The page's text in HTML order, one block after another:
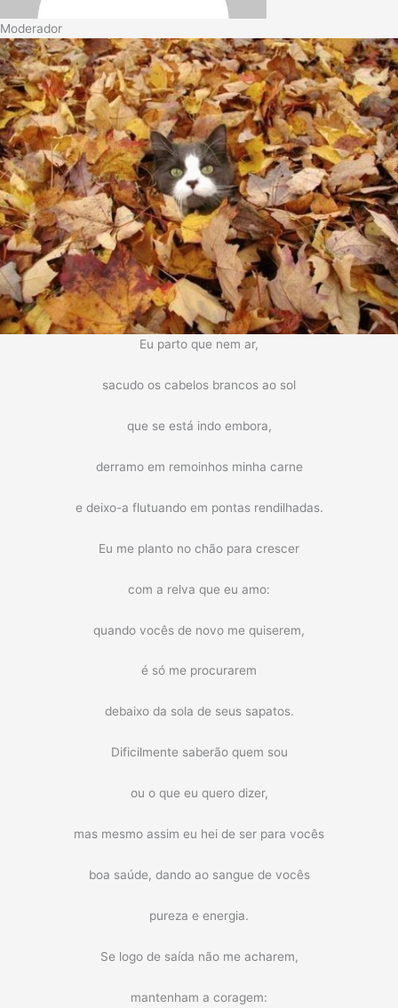
Moderador
Eu parto que nem ar,
sacudo os cabelos brancos ao sol
que se está indo embora,
derramo em remoinhos minha carne
e deixo-a flutuando em pontas rendilhadas.
Eu me planto no chão para crescer
com a relva que eu amo:
quando vocês de novo me quiserem,
é só me procurarem
debaixo da sola de seus sapatos.
Dificilmente saberão quem sou
ou o que eu quero dizer,
mas mesmo assim eu hei de ser para vocês
boa saúde, dando ao sangue de vocês
pureza e energia.
Se logo de saída não me acharem,
mantenham a coragem: